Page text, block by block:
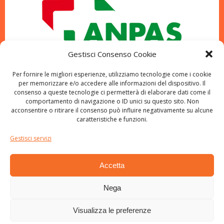
Gestisci Consenso Cookie
Per fornire le migliori esperienze, utilizziamo tecnologie come i cookie
per memorizzare e/o accedere alle informazioni del dispositivo. Il
consenso a queste tecnologie ci permetterà di elaborare dati come il
comportamento di navigazione o ID unici su questo sito. Non
acconsentire o ritirare il consenso può influire negativamente su alcune
caratteristiche e funzioni.
Gestisci servizi
Accetta
Nega
Visualizza le preferenze